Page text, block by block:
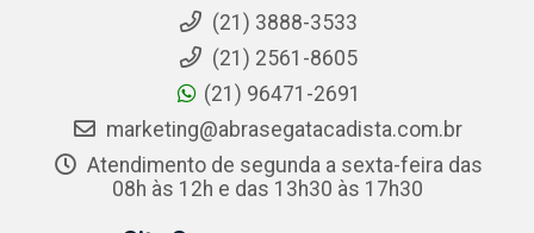
(21) 3888-3533
(21) 2561-8605
(21) 96471-2691
marketing@abrasegatacadista.com.br
Atendimento de segunda a sexta-feira das
08h às 12h e das 13h30 às 17h30